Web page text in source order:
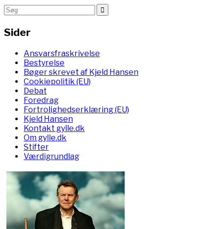
Sider
Ansvarsfraskrivelse
Bestyrelse
Bøger skrevet af Kjeld Hansen
Cookiepolitik (EU)
Debat
Foredrag
Fortrolighedserklæring (EU)
Kjeld Hansen
Kontakt gylle.dk
Om gylle.dk
Stifter
Værdigrundlag